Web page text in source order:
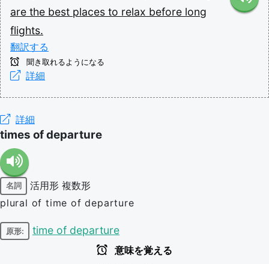
are the best places to relax before long
flights.
翻訳する
聞き取れるようになる
詳細
詳細
times of departure
名詞 活用形 複数形
plural of time of departure
原形: time of departure
意味を覚える